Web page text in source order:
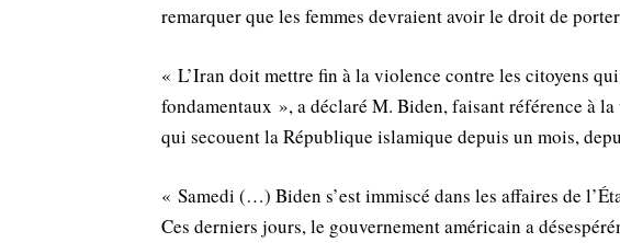
remarquer que les femmes devraient avoir le droit de
« L’Iran doit mettre fin à la violence contre les citoyens
fondamentaux », a déclaré M. Biden, faisant référence à
qui secouent la République islamique depuis un mois,
« Samedi (…) Biden s’est immiscé dans les affaires de
Ces derniers jours, le gouvernement américain a